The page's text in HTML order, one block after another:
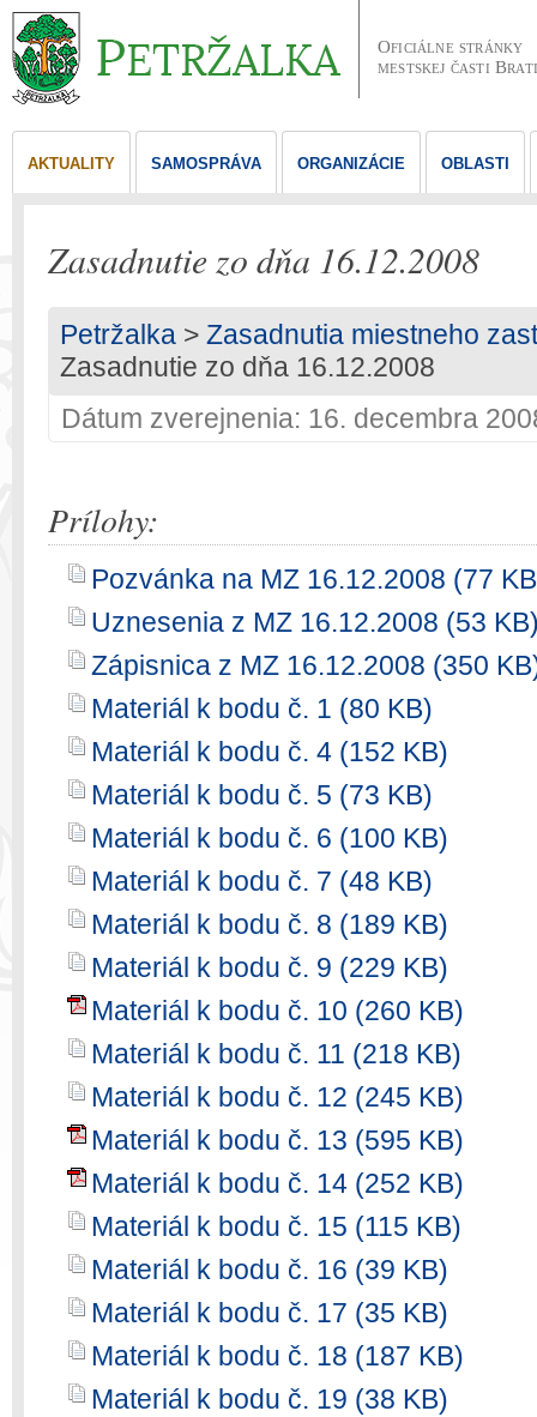
Oficiálne stránky
mestskej časti
AKTUALITY SAMOSPRÁVA ORGANIZÁCIE OBLASTI
Zasadnutie zo dňa 16.12.2008
Petržalka > Zasadnutia miestneho
Zasadnutie zo dňa 16.12.2008
Dátum zverejnenia: 16. decembra
Prílohy:
Pozvánka na MZ 16.12.2008 (77
Uznesenia z MZ 16.12.2008 (53
Zápisnica z MZ 16.12.2008 (350
Materiál k bodu č. 1 (80 KB)
Materiál k bodu č. 4 (152 KB)
Materiál k bodu č. 5 (73 KB)
Materiál k bodu č. 6 (100 KB)
Materiál k bodu č. 7 (48 KB)
Materiál k bodu č. 8 (189 KB)
Materiál k bodu č. 9 (229 KB)
Materiál k bodu č. 10 (260 KB)
Materiál k bodu č. 11 (218 KB)
Materiál k bodu č. 12 (245 KB)
Materiál k bodu č. 13 (595 KB)
Materiál k bodu č. 14 (252 KB)
Materiál k bodu č. 15 (115 KB)
Materiál k bodu č. 16 (39 KB)
Materiál k bodu č. 17 (35 KB)
Materiál k bodu č. 18 (187 KB)
Materiál k bodu č. 19 (38 KB)